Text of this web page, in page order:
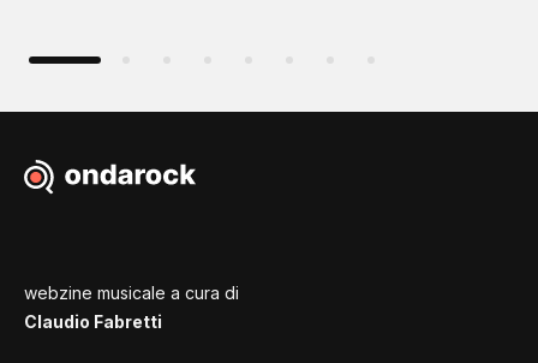
webzine musicale a cura di
Claudio Fabretti